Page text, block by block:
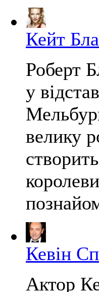
Кейт
Роберт
у
велику
Кевін
Актор